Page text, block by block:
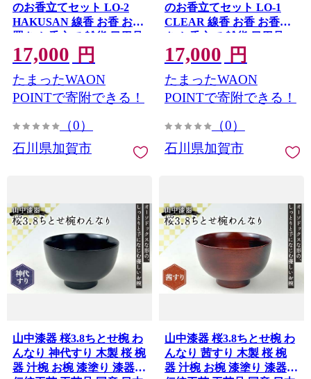
のお香立てセット LO-2
HAKUSAN 線香 お香 お香
置き お香立て 雑貨 日用品
F6P-3174
17,000 円
たまったWAON
POINTで寄附できる！
（0）
石川県加賀市
のお香立てセット LO-1
CLEAR 線香 お香 お香置
き お香立て 雑貨 日用品
F6P-3173
17,000 円
たまったWAON
POINTで寄附できる！
（0）
石川県加賀市
山中漆器 桜3.8ちとせ椀 わ
んなり 神代すり 木製 桜 椀
器 汁椀 お椀 漆塗り 漆器
山中漆器 桜3.8ちとせ椀 わ
んなり 茜すり 木製 桜 椀
器 汁椀 お椀 漆塗り 漆器